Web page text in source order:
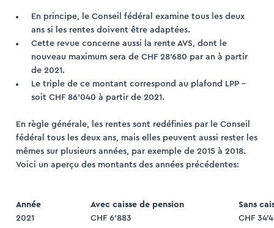
En principe, le Conseil fédéral examine tous les deux
ans si les rentes doivent être adaptées.
Cette revue concerne aussi la rente AVS, dont le
nouveau maximum sera de CHF 28’680 par an à partir
de 2021.
Le triple de ce montant correspond au plafond LPP –
soit CHF 86’040 à partir de 2021.
En règle générale, les rentes sont redéfinies par le Conseil
fédéral tous les deux ans, mais elles peuvent aussi rester les
mêmes sur plusieurs années, par exemple de 2015 à 2018.
Voici un aperçu des montants des années précédentes:
Année Avec caisse de pension
Sans
2021
CHF 6’883 CHF